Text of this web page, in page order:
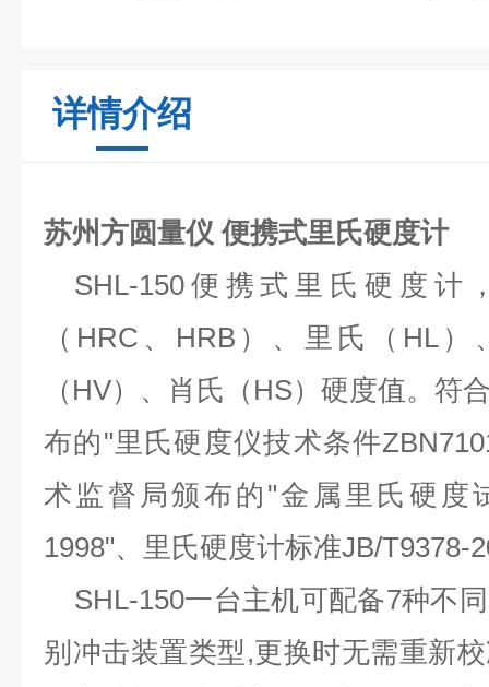
详情介绍
苏州方圆量仪 便携式里氏硬度计
SHL-150 便携式里氏硬度计
（ HRC 、 HRB ）、里氏（ HL）
（ HV）、肖氏（ HS）硬度值。符
布的"里氏硬度仪技术条件
术监督局颁布的 "金属里氏硬度
1998"、里氏硬度计标准JB/T9378-
SHL-150一台主机可配备7种不
别冲击装置类型 ,更换时无需重新